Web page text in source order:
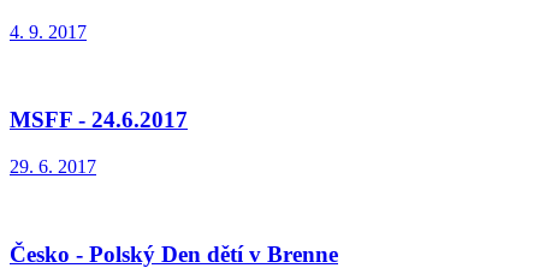
4. 9. 2017
MSFF - 24.6.2017
29. 6. 2017
Česko - Polský Den dětí v Brenne